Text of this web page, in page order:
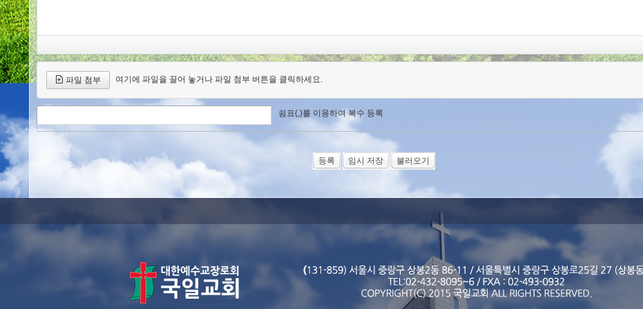
파일 첨부 여기에 파일을 끌어 놓거나 파일 첨부 버튼을 클릭하세요.
쉼표(,)를 이용하여 복수 등록
임시 저장 불러오기